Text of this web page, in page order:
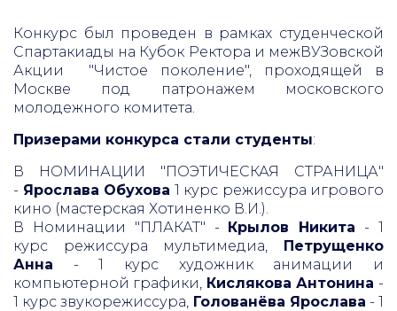
Конкурс был проведен в рамках студенческой
Спартакиады на Кубок Ректора и межВУЗовской
Акции "Чистое поколение", проходящей в
Москве под патронажем московского
молодежного комитета.
Призерами конкурса стали студенты:
В НОМИНАЦИИ "ПОЭТИЧЕСКАЯ СТРАНИЦА"
- Ярослава Обухова 1 курс режиссура игрового
кино (мастерская Хотиненко В.И.).
В Номинации "ПЛАКАТ" - Крылов Никита - 1
курс режиссура мультимедиа, Петрущенко
Анна - 1 курс художник анимации и
компьютерной графики, Кислякова Антонина -
1 курс звукорежиссура, Голованёва Ярослава - 1